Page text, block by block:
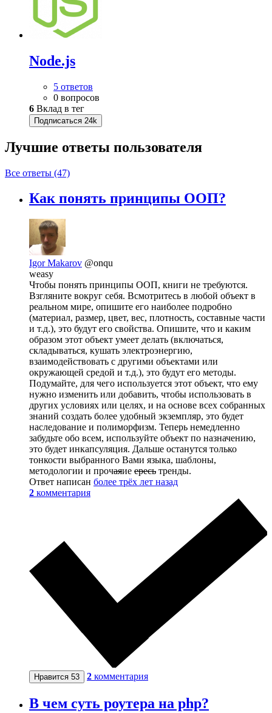
Node.js
5 ответов
0 вопросов
6 Вклад в тег
Подписаться 24k
Лучшие ответы пользователя
Все ответы (47)
Как понять принципы ООП?
Igor Makarov @onqu
weasy
Чтобы понять принципы ООП, книги не требуются.
Взгляните вокруг себя. Всмотритесь в любой объект в
реальном мире, опишите его наиболее подробно
(материал, размер, цвет, вес, плотность, составные части
и т.д.), это будут его свойства. Опишите, что и каким
образом этот объект умеет делать (включаться,
складываться, кушать электроэнергию,
взаимодействовать с другими объектами или
окружающей средой и т.д.), это будут его методы.
Подумайте, для чего используется этот объект, что ему
нужно изменить или добавить, чтобы использовать в
других условиях или целях, и на основе всех собранных
знаний создать более удобный экземпляр, это будет
наследование и полиморфизм. Теперь немедленно
забудьте обо всем, используйте объект по назначению,
это будет инкапсуляция. Дальше останутся только
тонкости выбранного Вами языка, шаблоны,
методологии и прочаяие ересь тренды.
Ответ написан более трёх лет назад
2 комментария
Нравится 53 2 комментария
В чем суть роутера на php?